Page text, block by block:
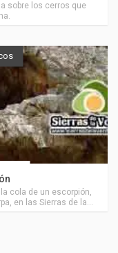
sobre los cerros que
cola de un escorpión,
en las Sierras de la